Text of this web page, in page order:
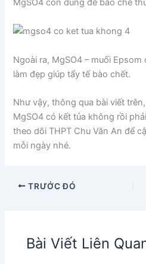
MgSO4 còn dùng để bào chế
Ngoài ra, MgSO4 – muối
làm đẹp giúp tẩy tế bào chết.
Như vậy, thông qua bài viết
MgSO4 có kết tủa không rồi
theo dõi THPT Chu Văn An để
mỗi ngày nhé.
TRƯỚC ĐÓ
Bài Viết Liên